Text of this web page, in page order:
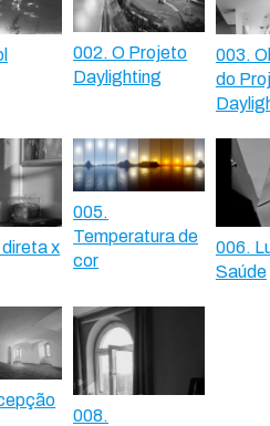
002. O Projeto
Daylighting
003.
do
x
005.
Temperatura de
cor
006.
Saúde
008.